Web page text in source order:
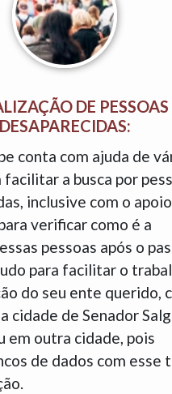
DE PESSOAS
DESAPARECIDAS:
conta com ajuda de
facilitar a busca por
inclusive com o
verificar como é a
pessoas após o
para facilitar o
do seu ente querido,
cidade de Senador
em outra cidade, pois
de dados com esse